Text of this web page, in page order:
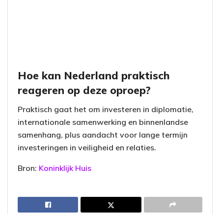
Hoe kan Nederland praktisch
reageren op deze oproep?
Praktisch gaat het om investeren in diplomatie,
internationale samenwerking en binnenlandse
samenhang, plus aandacht voor lange termijn
investeringen in veiligheid en relaties.
Bron: Koninklijk Huis